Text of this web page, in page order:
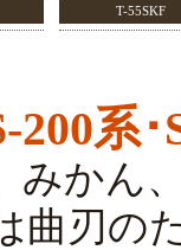
T-55SKF
系
みかん
曲刃の